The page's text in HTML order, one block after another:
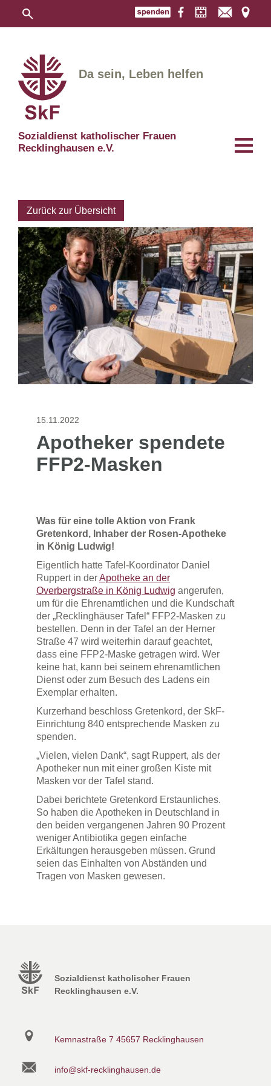
Sozialdienst katholischer Frauen
Recklinghausen e.V.
Da sein, Leben helfen
Zurück zur Übersicht
15.11.2022
Apotheker spendete
FFP2-Masken
Was für eine tolle Aktion von Frank
Gretenkord, Inhaber der Rosen-Apotheke
in König Ludwig!
Eigentlich hatte Tafel-Koordinator Daniel
Ruppert in derApotheke an der
Overbergstraße in König Ludwig angerufen,
um für die Ehrenamtlichen und die Kundschaft
der „Recklinghäuser Tafel“ FFP2-Masken zu
bestellen. Denn in der Tafel an der Herner
Straße 47 wird weiterhin darauf geachtet,
dass eine FFP2-Maske getragen wird. Wer
keine hat, kann bei seinem ehrenamtlichen
Dienst oder zum Besuch des Ladens ein
Exemplar erhalten.
Kurzerhand beschloss Gretenkord, der SkF-
Einrichtung 840 entsprechende Masken zu
spenden.
„Vielen, vielen Dank“, sagt Ruppert, als der
Apotheker nun mit einer großen Kiste mit
Masken vor der Tafel stand.
Dabei berichtete Gretenkord Erstaunliches.
So haben die Apotheken in Deutschland in
den beiden vergangenen Jahren 90 Prozent
weniger Antibiotika gegen einfache
Erkältungen herausgeben müssen. Grund
seien das Einhalten von Abständen und
Tragen von Masken gewesen.
Sozialdienst katholischer Frauen
Recklinghausen e.V.
Kemnastraße 7 45657 Recklinghausen
info@skf-recklinghausen.de